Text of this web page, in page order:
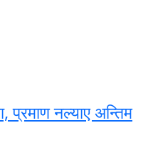
प्रमाण नल्याए अन्तिम